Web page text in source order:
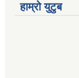
हाम्रो युटुब